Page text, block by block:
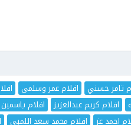
تامر حسني افلام عمر وسلمى
افلام كريم عبدالعزيز افلام ياسمين
احمد عز افلام محمد سعد اللمبي